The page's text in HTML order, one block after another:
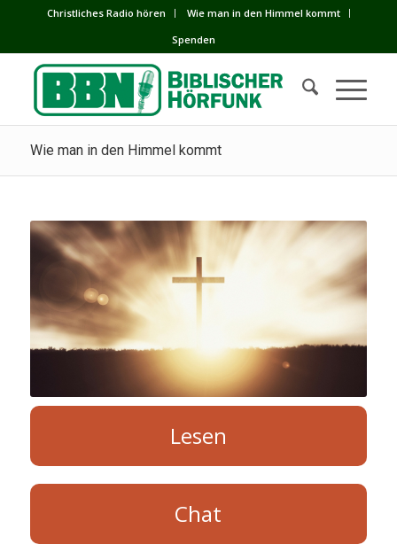
Сhristliches Radio hören
Wie man in den Himmel kommt
Spenden
Wie man in den Himmel kommt
Lesen
Chat